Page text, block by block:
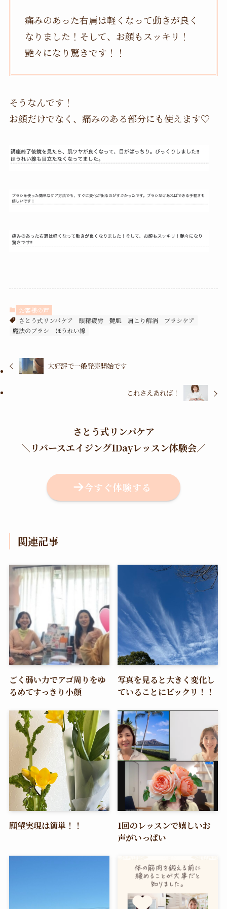
痛みのあった右肩は軽くなって動きが良く
なりました！そして、お顔もスッキリ！
艶々になり驚きです！！
そうなんです！
お顔だけでなく、痛みのある部分にも使えます♡
お客様の声
さとう式リンパケア
眼精疲労 艶肌 肩こり解消
ブラシケア
魔法のブラシ
ほうれい線
大好評で一般発売開始です
これさえあれば！
さとう式リンパケア
＼ リバースエイジング1Dayレッスン体験会／
今すぐ体験する
関連記事
ごく弱い力でアゴ周りをゆ
るめてすっきり小顔
写真を見ると大きく変化し
ていることにビックリ！！
願望実現は簡単！！
1回のレッスンで嬉しいお
声がいっぱい